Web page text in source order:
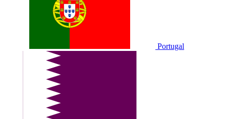
Portugal